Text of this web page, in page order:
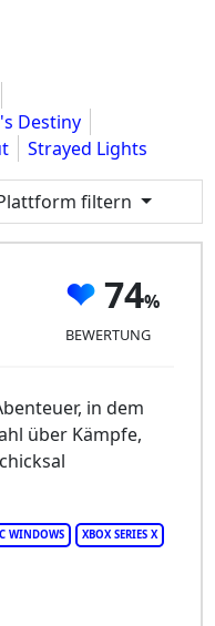
Destiny
Strayed Lights
filtern
74
BEWERTUNG
WINDOWS XBOX SERIES X
in dem
über Kämpfe,